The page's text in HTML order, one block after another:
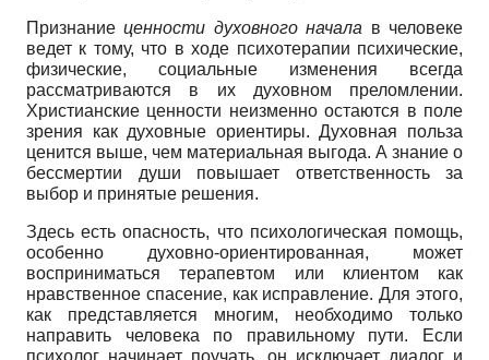
Признаниеценности духовного начала в человеке
ведет к тому, что в ходе психотерапии психические,
физические, социальные изменения всегда
рассматриваются в их духовном преломлении.
Христианские ценности неизменно остаются в поле
зрения как духовные ориентиры. Духовная польза
ценится выше, чем материальная выгода. А знание о
бессмертии души повышает ответственность за
выбор и принятые решения.
Здесь есть опасность, что психологическая помощь,
особенно духовно-ориентированная, может
восприниматься терапевтом или клиентом как
нравственное спасение, как исправление. Для этого,
как представляется многим, необходимо только
направить человека по правильному пути. Если
психолог начинает поучать, он исключает диалог и